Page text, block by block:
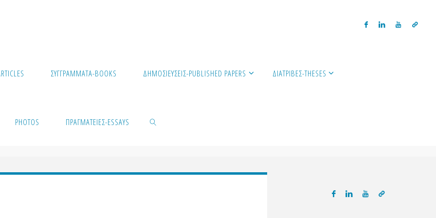
ΣΥΓΓΡΆΜΜΑΤΑ-BOOKS ΔΗΜΟΣΙΕΎΣΕΙΣ-PUBLISHED PAPERS ΔΙΑΤΡΙΒΈΣ-THESES
PHOTOS ΠΡΑΓΜΑΤΕΊΕΣ-ESSAYS